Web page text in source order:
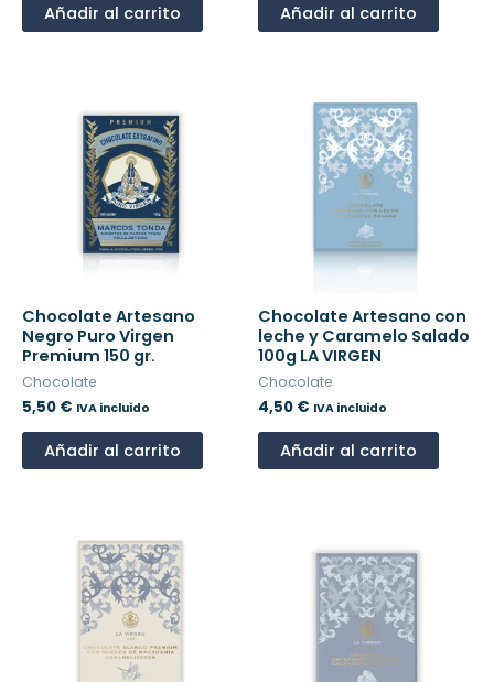
Añadir al carrito Añadir al carrito
Chocolate Artesano
Negro Puro Virgen
Premium 150 gr.
Chocolate
5,50 € IVA incluido
Añadir al carrito
Chocolate Artesano con
leche y Caramelo Salado
100g LA VIRGEN
Chocolate
4,50 € IVA incluido
Añadir al carrito